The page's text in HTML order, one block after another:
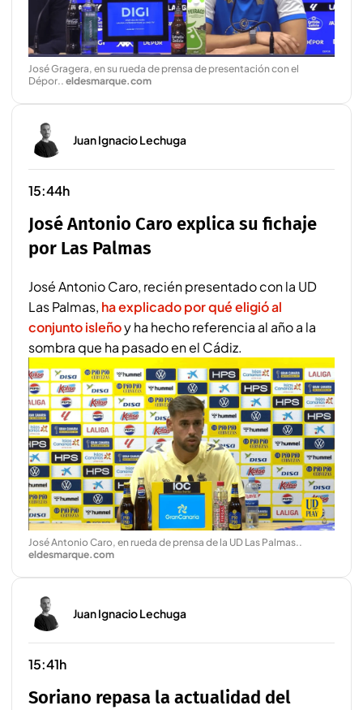
José Gragera, en su rueda de prensa de presentación con el
Dépor.. eldesmarque.com
Juan Ignacio Lechuga
15:44h
José Antonio Caro explica su fichaje
por Las Palmas
José Antonio Caro, recién presentado con la UD
Las Palmas, ha explicado por qué eligió al
conjunto isleñoy ha hecho referencia al año a la
sombra que ha pasado en el Cádiz.
José Antonio Caro, en rueda de prensa de la UD Las Palmas..
eldesmarque.com
Juan Ignacio Lechuga
15:41h
Soriano repasa la actualidad del